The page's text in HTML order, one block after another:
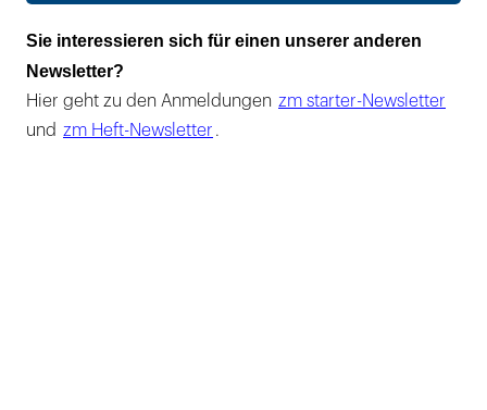
Sie interessieren sich für einen unserer anderen
Newsletter?
Hier geht zu den Anmeldungen zm starter-Newsletter
und zm Heft-Newsletter .